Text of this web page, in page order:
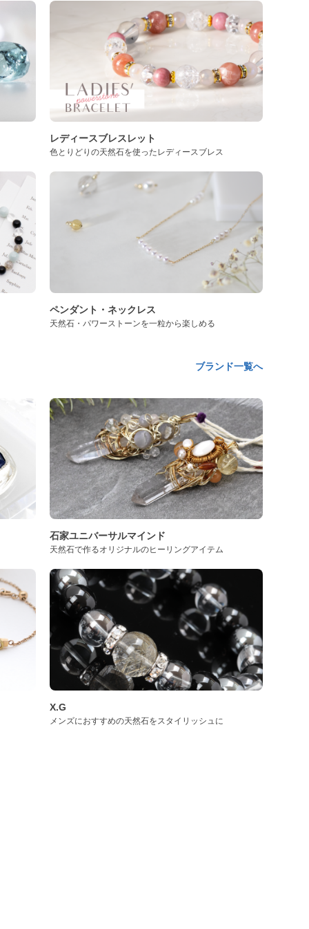
レディースブレスレット
色とりどりの天然石を使ったレディースブレス
ペンダント・ネックレス
天然石・パワーストーンを一粒から楽しめる
ブランド一覧へ
石家ユニバーサルマインド
天然石で作るオリジナルのヒーリングアイテム
X.G
メンズにおすすめの天然石をスタイリッシュに